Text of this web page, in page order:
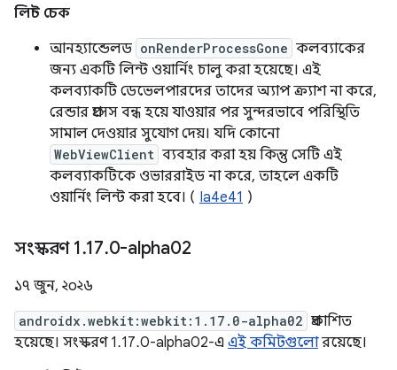
লিন্ট চেক
আনহ্যান্ডেলড onRenderProcessGone কলব্যাকের
জন্য একটি লিন্ট ওয়ার্নিং চালু করা হয়েছে। এই
কলব্যাকটি ডেভেলপারদের তাদের অ্যাপ ক্র্যাশ না করে,
রেন্ডার প্রসেস বন্ধ হয়ে যাওয়ার পর সুন্দরভাবে পরিস্থিতি
সামাল দেওয়ার সুযোগ দেয়। যদি কোনো
WebViewClient ব্যবহার করা হয় কিন্তু সেটি এই
কলব্যাকটিকে ওভাররাইড না করে, তাহলে একটি
ওয়ার্নিং লিন্ট করা হবে। ( Ia4e41 )
সংস্করণ 1.17.0-alpha02
১৭ জুন, ২০২৬
androidx.webkit:webkit:1.17.0-alpha02 প্রকাশিত
হয়েছে। সংস্করণ 1.17.0-alpha02-এ এই কমিটগুলোরয়েছে।